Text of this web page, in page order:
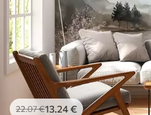
22.07€13 .24€